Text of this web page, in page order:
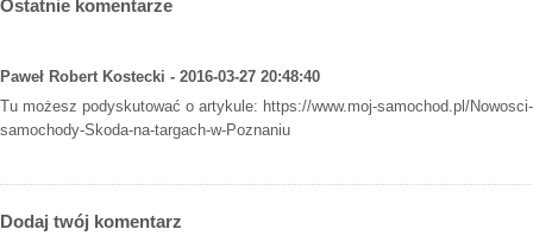
Ostatnie komentarze
Paweł Robert Kostecki - 2016-03-27 20:48:40
Tu możesz podyskutować o artykule: https://www.moj-samochod.pl/
samochody-Skoda-na-targach-w-Poznaniu
Dodaj twój komentarz